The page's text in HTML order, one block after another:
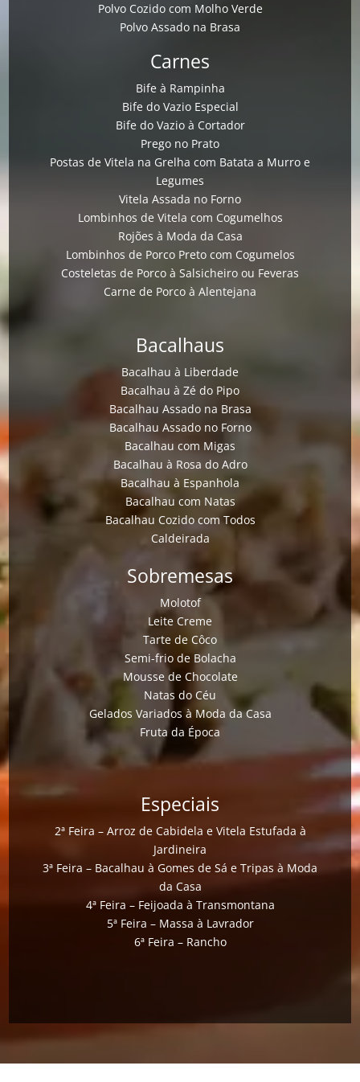
Polvo Cozido com Molho Verde
Polvo Assado na Brasa
Carnes
Bife à Rampinha
Bife do Vazio Especial
Bife do Vazio à Cortador
Prego no Prato
Postas de Vitela na Grelha com Batata a Murro e
Legumes
Vitela Assada no Forno
Lombinhos de Vitela com Cogumelhos
Rojões à Moda da Casa
Lombinhos de Porco Preto com Cogumelos
Costeletas de Porco à Salsicheiro ou Feveras
Carne de Porco à Alentejana
Bacalhaus
Bacalhau à Liberdade
Bacalhau à Zé do Pipo
Bacalhau Assado na Brasa
Bacalhau Assado no Forno
Bacalhau com Migas
Bacalhau à Rosa do Adro
Bacalhau à Espanhola
Bacalhau com Natas
Bacalhau Cozido com Todos
Caldeirada
Sobremesas
Molotof
Leite Creme
Tarte de Côco
Semi-frio de Bolacha
Mousse de Chocolate
Natas do Céu
Gelados Variados à Moda da Casa
Fruta da Época
Especiais
2ª Feira – Arroz de Cabidela e Vitela Estufada à
Jardineira
3ª Feira – Bacalhau à Gomes de Sá e Tripas à Moda
da Casa
4ª Feira – Feijoada à Transmontana
5ª Feira – Massa à Lavrador
6ª Feira – Rancho